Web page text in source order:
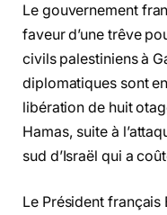
Le gouvernement
faveur d’une trêve
civils palestiniens à
diplomatiques sont
libération de huit
Hamas, suite à
sud d’Israël qui a
Le Président français